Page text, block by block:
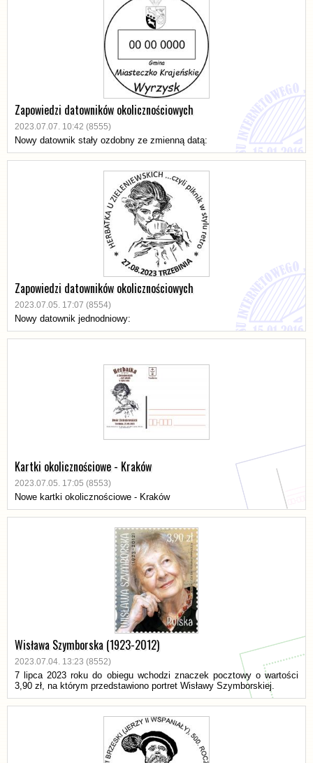
Zapowiedzi datowników okolicznościowych
2023.07.07. 10:42 (8555)
Nowy datownik stały ozdobny ze zmienną datą:
Zapowiedzi datowników okolicznościowych
2023.07.05. 17:07 (8554)
Nowy datownik jednodniowy:
Kartki okolicznościowe - Kraków
2023.07.05. 17:05 (8553)
Nowe kartki okolicznościowe - Kraków
Wisława Szymborska (1923-2012)
2023.07.04. 13:23 (8552)
7 lipca 2023 roku do obiegu wchodzi znaczek pocztowy o wartości
3,90 zł, na którym przedstawiono portret Wisławy Szymborskiej.